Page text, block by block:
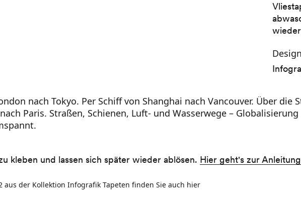
Design
nach Tokyo. Per Schiff von Shanghai nach Vancouver. Über die
Paris. Straßen, Schienen, Luft- und Wasserwege –
kleben und lassen sich später wieder ablösen. Hier geht's zur
aus der Kollektion Infografik Tapeten finden Sie auch hier